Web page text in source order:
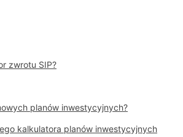
zwrotu SIP?
planów inwestycyjnych?
kalkulatora planów inwestycyjnych